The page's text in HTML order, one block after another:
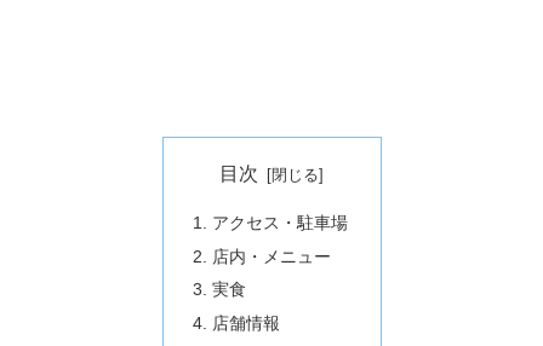
目次
アクセス・駐車場
店内・メニュー
実食
店舗情報